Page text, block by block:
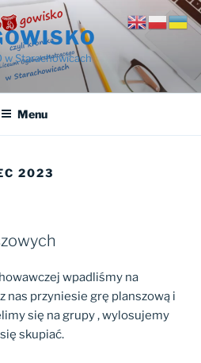
w Starachowicach
Menu
2023
wpadliśmy na
nas przyniesie grę planszową i
się na grupy , wylosujemy
skupiać.